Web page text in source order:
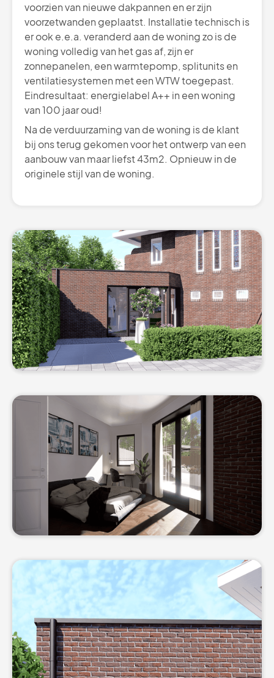
voorzien van nieuwe dakpannen en er zijn
voorzetwanden geplaatst. Installatie technisch is
er ook e.e.a. veranderd aan de woning zo is de
woning volledig van het gas af, zijn er
zonnepanelen, een warmtepomp, splitunits en
ventilatiesystemen met een WTW toegepast.
Eindresultaat: energielabel A++ in een woning
van 100 jaar oud!
Na de verduurzaming van de woning is de klant
bij ons terug gekomen voor het ontwerp van een
aanbouw van maar liefst 43m2. Opnieuw in de
originele stijl van de woning.